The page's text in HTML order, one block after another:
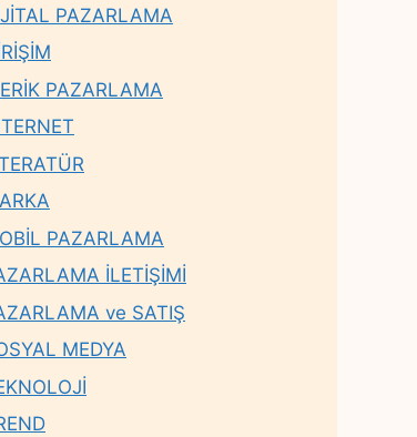
PAZARLAMA
PAZARLAMA
PAZARLAMA
İLETİŞİMİ
ve SATIŞ
MEDYA